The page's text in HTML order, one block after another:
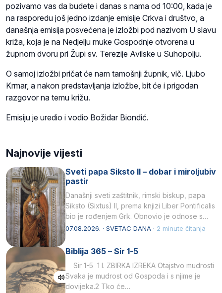
pozivamo vas da budete i danas s nama od 10:00, kada je
na rasporedu još jedno izdanje emisije Crkva i društvo, a
današnja emisija posvećena je izložbi pod nazivom U slavu
križa, koja je na Nedjelju muke Gospodnje otvorena u
župnom dvoru pri Župi sv. Terezije Avilske u Suhopolju.
O samoj izložbi pričat će nam tamošnji župnik, vlč. Ljubo
Krmar, a nakon predstavljanja izložbe, bit će i prigodan
razgovor na temu križu.
Emisiju je uredio i vodio Božidar Biondić.
Najnovije vijesti
Sveti papa Siksto II – dobar i miroljubiv
pastir
Današnji sveti zaštitnik, rimski biskup, papa
Siksto (Sixtus) II, prema knjizi Liber Pontificalis
bio je rođenjem Grk. Obnovio je odnose s
afričkim…
07.08.2026. · SVETAC DANA · 2 minute čitanja
Biblija 365 – Sir 1-5
Sir 1-5 1 I. ZBIRKA IZREKA Otajstvo mudrosti
Svaka je mudrost od Gospoda i s njime je
dovijeka.2 Tko će…